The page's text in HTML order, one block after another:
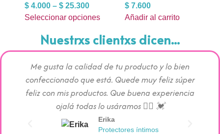
$ 4.000 – $ 25.300
Seleccionar opciones
$ 7.600
Añadir al carrito
Nuestrxs clientxs dicen...
Me gusta la calidad de tu producto y lo bien
confeccionado que está. Quede muy feliz súper
feliz con mis productos. Que buena experiencia
ojalá todas lo usáramos 👯‍♀️ 💓
Erika
Protectores íntimos